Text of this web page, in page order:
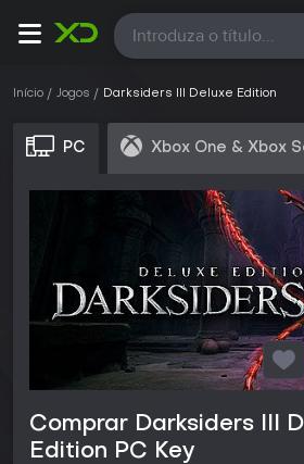
Todas
Início Jogos Darksiders III Deluxe Edition
PC Xbox One & Xbox
Comprar Darksiders III
Edition PC Key